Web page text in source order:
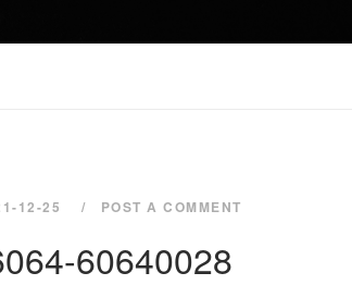
12-25 POST A COMMENT
60640028